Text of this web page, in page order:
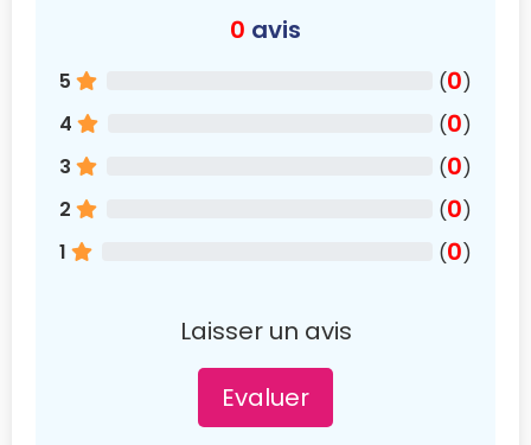
0 avis
5 (0)
4
(0)
3
(0)
2
(0)
1
(0)
Laisser un avis
Evaluer